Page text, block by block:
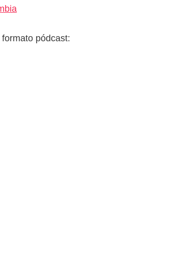
pódcast: